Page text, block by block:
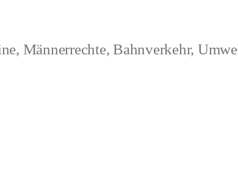
Männerrechte, Bahnverkehr,